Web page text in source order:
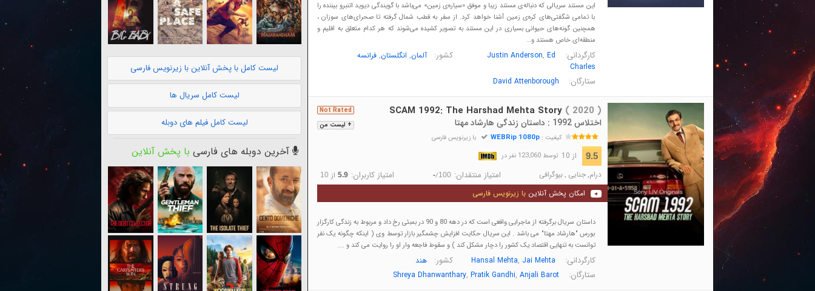
این مستند سریالی که دنباله‌ی مستند زیبا و موفق «سیاره‌ی زمین» می‌باشد با گویندگی دیوید اتنبرو بیننده را
با تمامی شگفتی‌های کره‌ی زمین آشنا خواهد کرد. از سفر به قطب شمال گرفته تا صحرای‌های سوزان ،
همچنین گونه‌های حیوانی بسیاری در این مستند به تصویر کشیده می‌شوند که هر کدام متعلق به اقلیم و
منطقه‌ای خاص هستند و…
کارگردانی: Justin Anderson, Ed
Charles
کشور: آلمان, انگلستان, فرانسه
ستارگان: David Attenborough
+ لیست من
Not Rated SCAM 1992: The Harshad Mehta Story( 2020 )
اختلاس 1992 : داستان زندگی هارشاد مهتا
کیفیت :WEBRip 1080p با زیرنویس فارسی
9.5 از 10 توسط 123,060 نفر در
درام,جنایی ,بیوگرافی امتیاز منتقدان: -/100 امتیاز کاربران: 5.9 از 10
امکان پخش آنلاین با زیرنویس فارسی
داستان سریال برگرفته از ماجرایی واقعی است که در دهه 80 و 90 در بمبئی رخ داد و مربوط به زندگی کارگزار
بورس "هارشاد مهتا" می باشد . این سریال حکایت افزایش چشمگیر بازار توسط وی ( اینکه چگونه یک نفر
توانست به تنهایی اقتصاد یک کشور را دچار مشکل کند ) و سقوط فاجعه وار او را روایت می کند و ....
کارگردانی: Hansal Mehta, Jai Mehta کشور: هند
ستارگان: Shreya Dhanwanthary, Pratik Gandhi, Anjali Barot
لیست کامل با پخش آنلاین با زیرنویس فارسی
لیست کامل سریال ها
لیست کامل فیلم های دوبله
آخرین دوبله های فارسی با پخش آنلاین